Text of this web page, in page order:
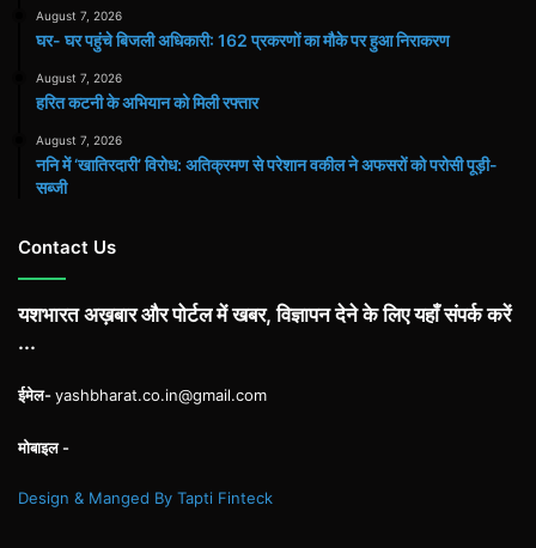
August 7, 2026
घर- घर पहुंचे बिजली अधिकारी: 162 प्रकरणों का मौके पर हुआ निराकरण
August 7, 2026
हरित कटनी के अभियान को मिली रफ्तार
August 7, 2026
ननि में ‘खातिरदारी’ विरोध: अतिक्रमण से परेशान वकील ने अफसरों को परोसी पूड़ी-
सब्जी
Contact Us
यशभारत अख़बार और पोर्टल में खबर, विज्ञापन देने के लिए यहाँ संपर्क करें
...
ईमेल-yashbharat.co.in@gmail.com
मोबाइल -
Design & Manged By Tapti Finteck